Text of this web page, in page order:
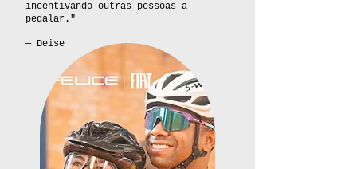
incentivando outras pessoas a
pedalar."
— Deise